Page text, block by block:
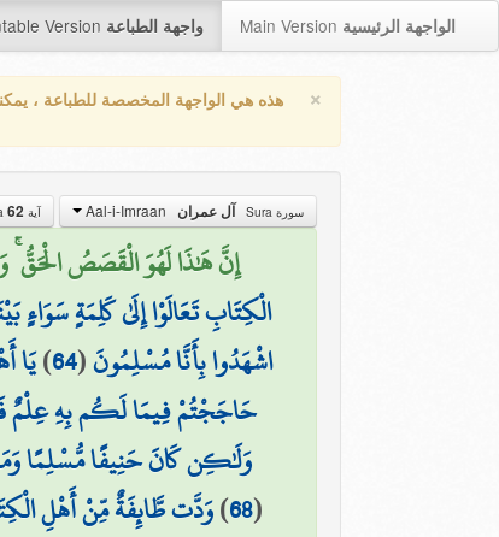
Version واجهة الطباعة Main Version الواجهة الرئيسية
× هذه هي الواجهة المخصصة للطباعة ،
سورة Sura آل عمران آية Aya 62
إِنَّ هَٰذَا لَهُوَ الْقَصَصُ الْحَقُّ
الْكِتَابِ تَعَالَوْا إِلَىٰ كَلِمَةٍ سَوَاءٍ
اشْهَدُوا بِأَنَّا مُسْلِمُونَ(
64
)يَا
حَاجَجْتُمْ فِيمَا لَكُم بِهِ عِلْمٌ
وَلَٰكِن كَانَ حَنِيفًا مُّسْلِمًا
(
68
)وَدَّت طَّائِفَةٌ مِّنْ أَهْلِ